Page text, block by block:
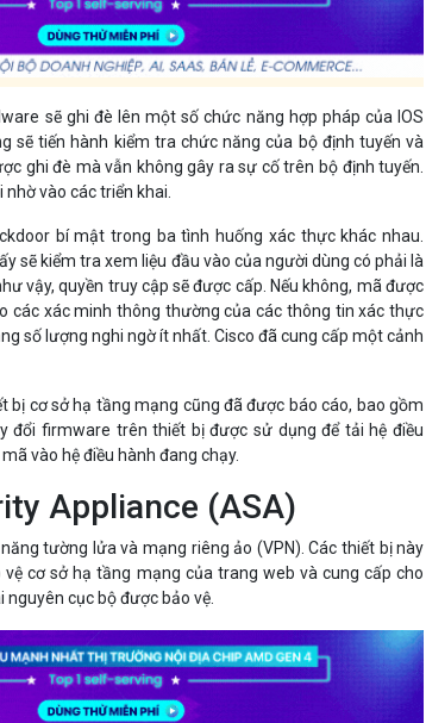
sẽ ghi đè lên một số chức năng hợp pháp của IOS
sẽ tiến hành kiểm tra chức năng của bộ định tuyến và
ghi đè mà vẫn không gây ra sự cố trên bộ định tuyến.
vào các triển khai.
bí mật trong ba tình huống xác thực khác nhau.
sẽ kiểm tra xem liệu đầu vào của người dùng có phải là
vậy, quyền truy cập sẽ được cấp. Nếu không, mã được
các xác minh thông thường của các thông tin xác thực
số lượng nghi ngờ ít nhất. Cisco đã cung cấp một cảnh
bị cơ sở hạ tầng mạng cũng đã được báo cáo, bao gồm
đổi firmware trên thiết bị được sử dụng để tải hệ điều
vào hệ điều hành đang chạy.
Appliance (ASA)
tường lửa và mạng riêng ảo (VPN). Các thiết bị này
cơ sở hạ tầng mạng của trang web và cung cấp cho
cục bộ được bảo vệ.